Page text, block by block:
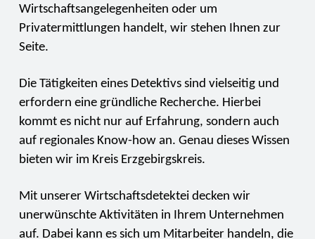
Wirtschaftsangelegenheiten oder um
Privatermittlungen handelt, wir stehen Ihnen zur
Seite.
Die Tätigkeiten eines Detektivs sind vielseitig und
erfordern eine gründliche Recherche. Hierbei
kommt es nicht nur auf Erfahrung, sondern auch
auf regionales Know-how an. Genau dieses Wissen
bieten wir im Kreis Erzgebirgskreis.
Mit unserer Wirtschaftsdetektei decken wir
unerwünschte Aktivitäten in Ihrem Unternehmen
auf. Dabei kann es sich um Mitarbeiter handeln, die